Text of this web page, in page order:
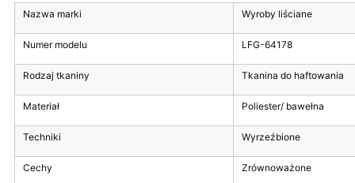
Nazwa marki Wyroby liściane
Numer modelu LFG-64178
Rodzaj tkaniny Tkanina do haftowania
Materiał Poliester/ bawełna
Techniki Wyrzeźbione
Cechy Zrównoważone